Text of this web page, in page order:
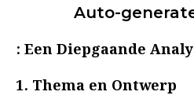
Auto-
: Een Diepgaande
1. Thema en Ontwerp